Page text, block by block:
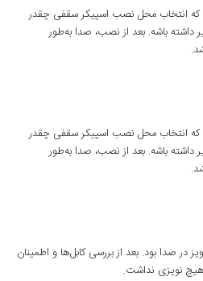
که انتخاب محل نصب اسپیکر سقفی چقدر
باشه. بعد از نصب، صدا به‌طور
که انتخاب محل نصب اسپیکر سقفی چقدر
باشه. بعد از نصب، صدا به‌طور
در صدا بود. بعد از بررسی کابل‌ها و اطمینان
نویزی نداشت.